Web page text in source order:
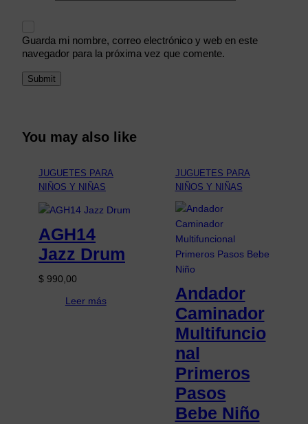
Guarda mi nombre, correo electrónico y web en este
navegador para la próxima vez que comente.
You may also like
JUGUETES PARA
NIÑOS Y NIÑAS
AGH14
Jazz Drum
$ 990,00
Leer más
JUGUETES PARA
NIÑOS Y NIÑAS
Andador
Caminador
Multifuncio
nal
Primeros
Pasos
Bebe Niño